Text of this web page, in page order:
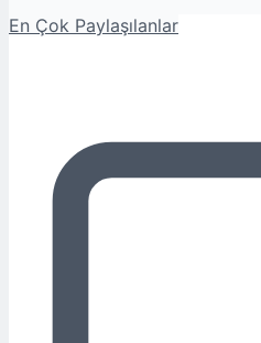
En Çok Paylaşılanlar